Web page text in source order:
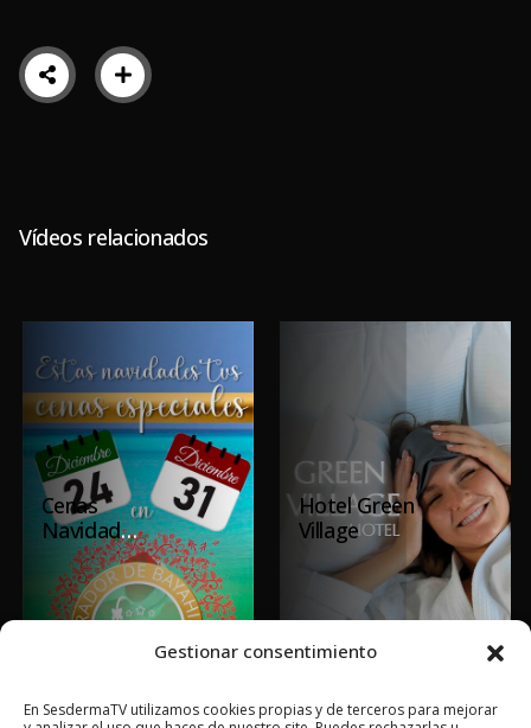
Gestionar consentimiento
En SesdermaTV utilizamos cookies propias y de terceros para mejorar
Vídeos relacionados
Cenas
Navidad
2025 –
Mirador
Bayahibe
Hotel Green
Village